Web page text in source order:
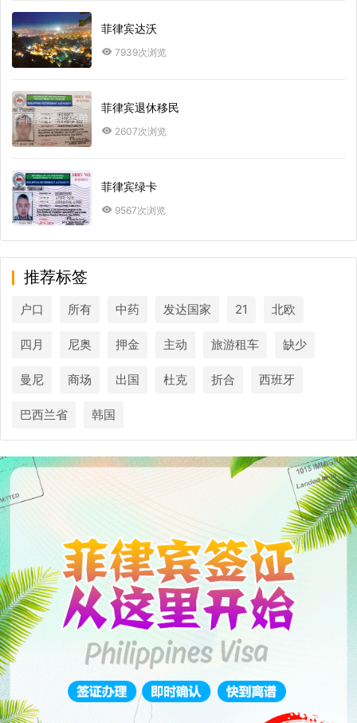
菲律宾达沃
7939次浏览
菲律宾退休移民
2607次浏览
菲律宾绿卡
9567次浏览
推荐标签
户口 所有 中药 发达国家 21 北欧
四月 尼奥 押金 主动 旅游租车 缺少
曼尼 商场 出国 杜克 折合 西班牙
巴西兰省 韩国